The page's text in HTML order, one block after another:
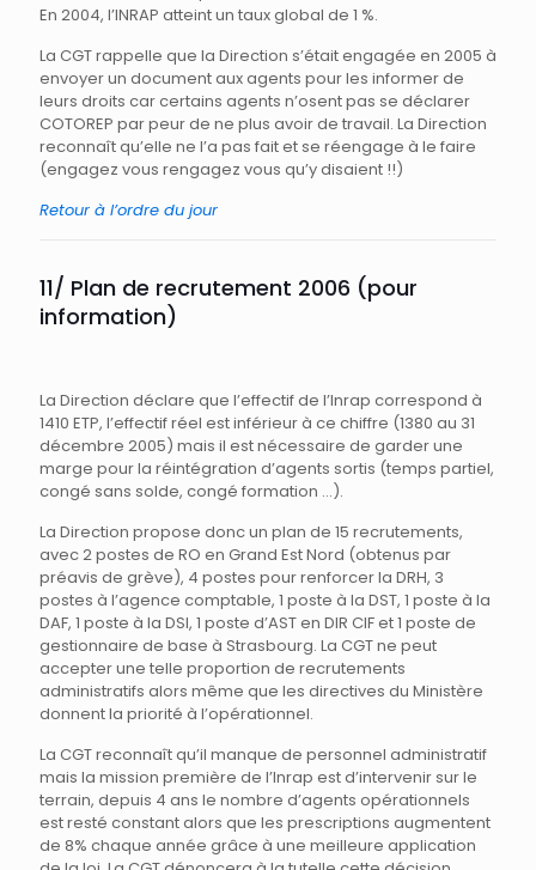
En 2004, l’INRAP atteint un taux global de 1 %.
La CGT rappelle que la Direction s’était engagée en 2005 à
envoyer un document aux agents pour les informer de
leurs droits car certains agents n’osent pas se déclarer
COTOREP par peur de ne plus avoir de travail. La Direction
reconnaît qu’elle ne l’a pas fait et se réengage à le faire
(engagez vous rengagez vous qu’y disaient !!)
Retour à l’ordre du jour
11/ Plan de recrutement 2006 (pour
information)
La Direction déclare que l’effectif de l’Inrap correspond à
1410 ETP, l’effectif réel est inférieur à ce chiffre (1380 au 31
décembre 2005) mais il est nécessaire de garder une
marge pour la réintégration d’agents sortis (temps partiel,
congé sans solde, congé formation …).
La Direction propose donc un plan de 15 recrutements,
avec 2 postes de RO en Grand Est Nord (obtenus par
préavis de grève), 4 postes pour renforcer la DRH, 3
postes à l’agence comptable, 1 poste à la DST, 1 poste à la
DAF, 1 poste à la DSI, 1 poste d’AST en DIR CIF et 1 poste de
gestionnaire de base à Strasbourg. La CGT ne peut
accepter une telle proportion de recrutements
administratifs alors même que les directives du Ministère
donnent la priorité à l’opérationnel.
La CGT reconnaît qu’il manque de personnel administratif
mais la mission première de l’Inrap est d’intervenir sur le
terrain, depuis 4 ans le nombre d’agents opérationnels
est resté constant alors que les prescriptions augmentent
de 8% chaque année grâce à une meilleure application